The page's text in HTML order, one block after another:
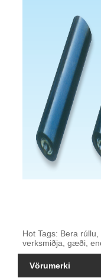
Hot Tags: Bera
verksmiðja, gæði,
Vörumerki